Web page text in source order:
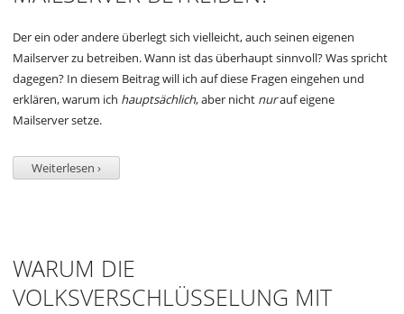
Der ein oder andere überlegt sich vielleicht, auch seinen eigenen
Mailserver zu betreiben. Wann ist das überhaupt sinnvoll? Was spricht
dagegen? In diesem Beitrag will ich auf diese Fragen eingehen und
erklären, warum ich hauptsächlich, aber nicht nurauf eigene
Mailserver setze.
Weiterlesen ›
WARUM DIE
VOLKSVERSCHLÜSSELUNG MIT